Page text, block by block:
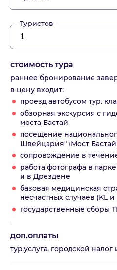
Туристов
стоимость тура
раннее бронирование
в цену входит:
проезд автобусом тур.
обзорная экскурсия с
моста Бастай
посещение
Швейцария" (Мост
сопровождение в
работа фотографа в
и в Дрездене
базовая медицинская
несчастных случаев (KL и
государственные сборы
доп.оплаты
тур.услуга, городской